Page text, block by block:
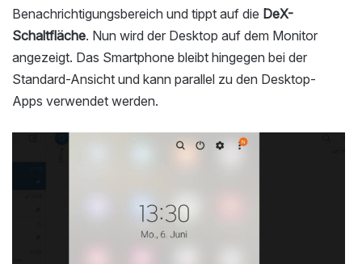
Benachrichtigungsbereich und tippt auf die DeX-
Schaltfläche. Nun wird der Desktop auf dem Monitor
angezeigt. Das Smartphone bleibt hingegen bei der
Standard-Ansicht und kann parallel zu den Desktop-
Apps verwendet werden.